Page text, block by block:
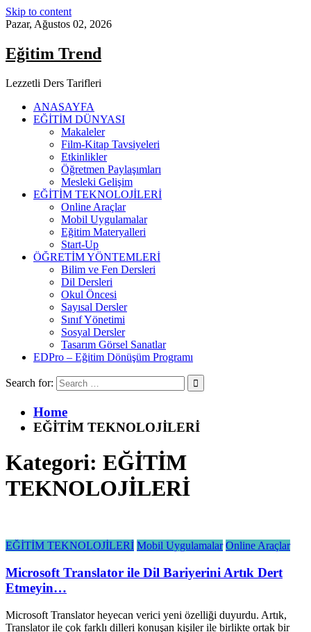
Skip to content
Pazar, Ağustos 02, 2026
Eğitim Trend
Lezzetli Ders Tarifleri
ANASAYFA
EĞİTİM DÜNYASI
Makaleler
Film-Kitap Tavsiyeleri
Etkinlikler
Öğretmen Paylaşımları
Mesleki Gelişim
EĞİTİM TEKNOLOJİLERİ
Online Araçlar
Mobil Uygulamalar
Eğitim Materyalleri
Start-Up
ÖĞRETİM YÖNTEMLERİ
Bilim ve Fen Dersleri
Dil Dersleri
Okul Öncesi
Sayısal Dersler
Sınıf Yönetimi
Sosyal Dersler
Tasarım Görsel Sanatlar
EDPro – Eğitim Dönüşüm Programı
Search for:
Home
EĞİTİM TEKNOLOJİLERİ
Kategori: EĞİTİM
TEKNOLOJİLERİ
EĞİTİM TEKNOLOJİLERİ Mobil Uygulamalar Online Araçlar
Microsoft Translator ile Dil Bariyerini Artık Dert
Etmeyin…
Microsoft Translator heyecan verici yeni özelliği duyurdu. Artık,
Translator ile çok farklı dilleri konuşan kişiler ile birlikte ortak bir